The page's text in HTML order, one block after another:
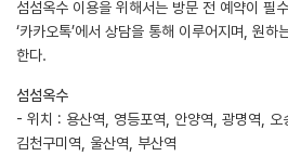
섬섬옥수 이용을 위해서는 방문 전 예약이 필
‘카카오톡’에서 상담을 통해 이루어지며, 원
한다.
섬섬옥수
- 위치 : 용산역, 영등포역, 안양역, 광명역, 오
김천구미역, 울산역, 부산역